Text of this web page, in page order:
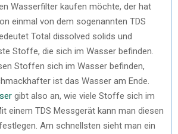
Wasserfilter kaufen möchte, der hat
einmal von dem sogenannten TDS
Total dissolved solids und
Stoffe, die sich im Wasser befinden.
Stoffen sich im Wasser befinden,
ist das Wasser am Ende.
gibt also an, wie viele Stoffe sich im
einem TDS Messgerät kann man diesen
Am schnellsten sieht man ein